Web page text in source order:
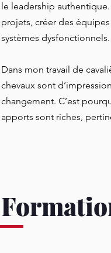
le leadership
projets, créer des
systèmes dysfonctionnels.
Dans mon travail de
chevaux sont
changement. C’est
apports sont riches,